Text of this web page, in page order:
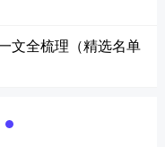
文全梳理（精选名单